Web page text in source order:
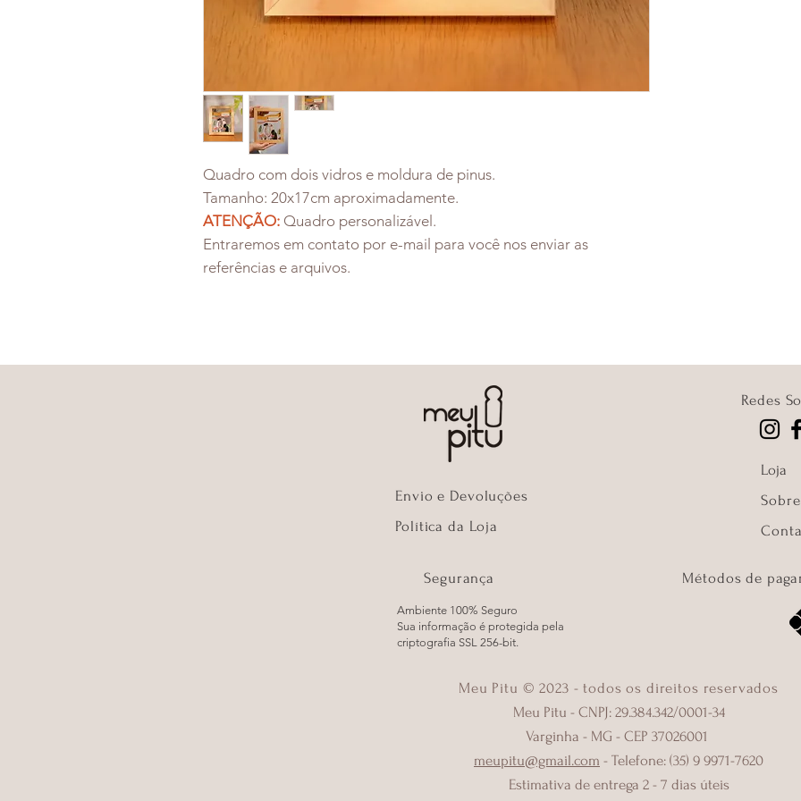
Quadro com dois vidros e moldura de pinus.
Tamanho: 20x17cm aproximadamente.
ATENÇÃO: Quadro personalizável.
Entraremos em contato por e-mail para você nos enviar as
referências e arquivos.
Segurança
Envio e Devoluções
Política da Loja
Ambiente 100% Seguro
Sua informação é protegida pela
criptografia SSL 256-bit.
Redes
Loja
Métodos de
Meu Pitu © 2023 - todos os direitos reservados
Meu Pitu - CNPJ: 29.384.342/0001-34
Varginha - MG - CEP 37026001
meupitu@gmail.com - Telefone: (35) 9 9971-7620
Estimativa de entrega 2 - 7 dias úteis